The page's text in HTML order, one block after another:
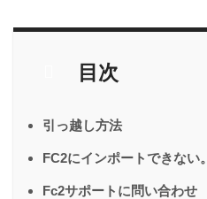
目次
引っ越し方法
FC2にインポートできない。
Fc2サポートに問い合わせ